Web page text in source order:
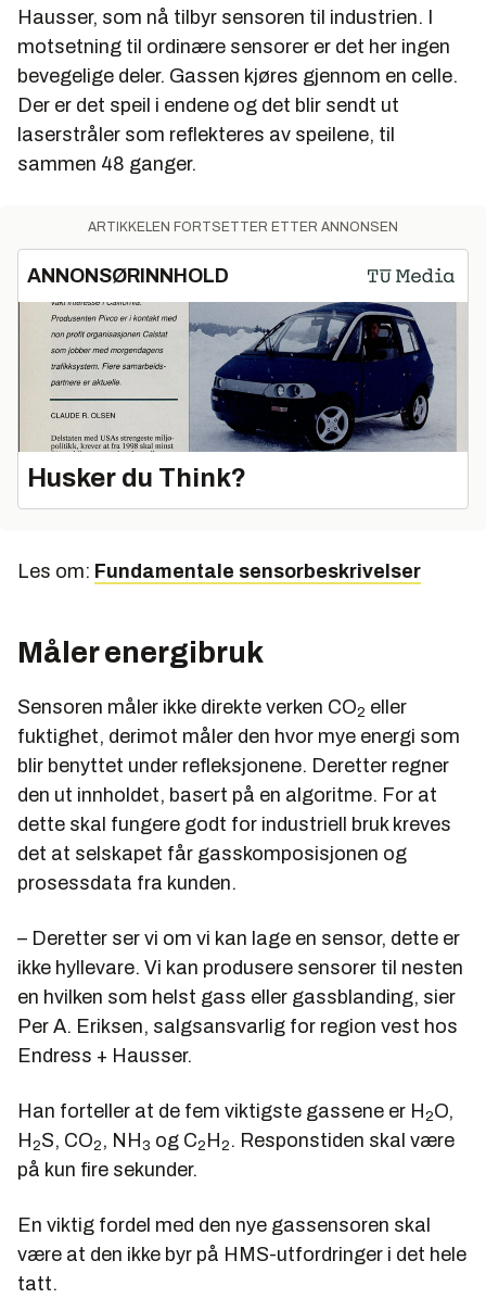
Hausser, som nå tilbyr sensoren til industrien. I
motsetning til ordinære sensorer er det her ingen
bevegelige deler. Gassen kjøres gjennom en celle.
Der er det speil i endene og det blir sendt ut
laserstråler som reflekteres av speilene, til
sammen 48 ganger.
ARTIKKELEN FORTSETTER ETTER ANNONSEN
ANNONSØRINNHOLD
Husker du Think?
Les om: Fundamentale sensorbeskrivelser
Måler energibruk
Sensoren måler ikke direkte verken CO2 eller
fuktighet, derimot måler den hvor mye energi som
blir benyttet under refleksjonene. Deretter regner
den ut innholdet, basert på en algoritme. For at
dette skal fungere godt for industriell bruk kreves
det at selskapet får gasskomposisjonen og
prosessdata fra kunden.
– Deretter ser vi om vi kan lage en sensor, dette er
ikke hyllevare. Vi kan produsere sensorer til nesten
en hvilken som helst gass eller gassblanding, sier
Per A. Eriksen, salgsansvarlig for region vest hos
Endress + Hausser.
Han forteller at de fem viktigste gassene er H2O,
H2S, CO2 , NH3 og C2 H2 . Responstiden skal være
på kun fire sekunder.
En viktig fordel med den nye gassensoren skal
være at den ikke byr på HMS-utfordringer i det hele
tatt.